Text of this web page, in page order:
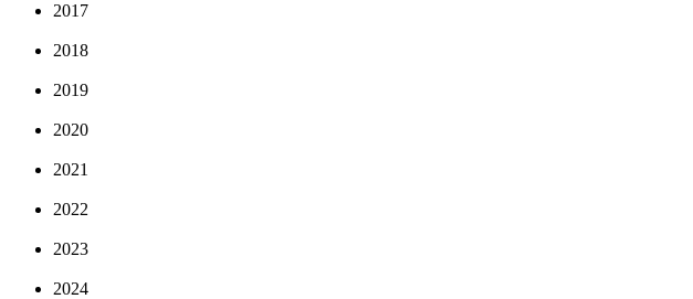
2017
2018
2019
2020
2021
2022
2023
2024